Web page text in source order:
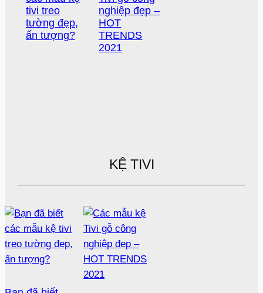
tivi treo
tường đẹp,
ấn tượng?
nghiệp đẹp –
HOT
TRENDS
2021
KỆ TIVI